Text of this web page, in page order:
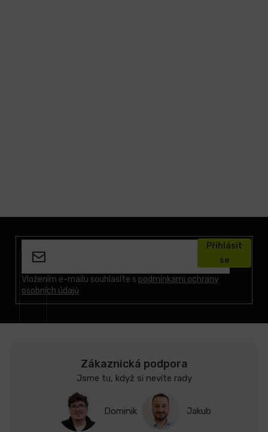
Vložením e-mailu souhlasíte s podmínkami ochrany
osobních údajů
Přihlásit
se
Zákaznická podpora
Jsme tu, když si nevíte rady
Dominik Jakub